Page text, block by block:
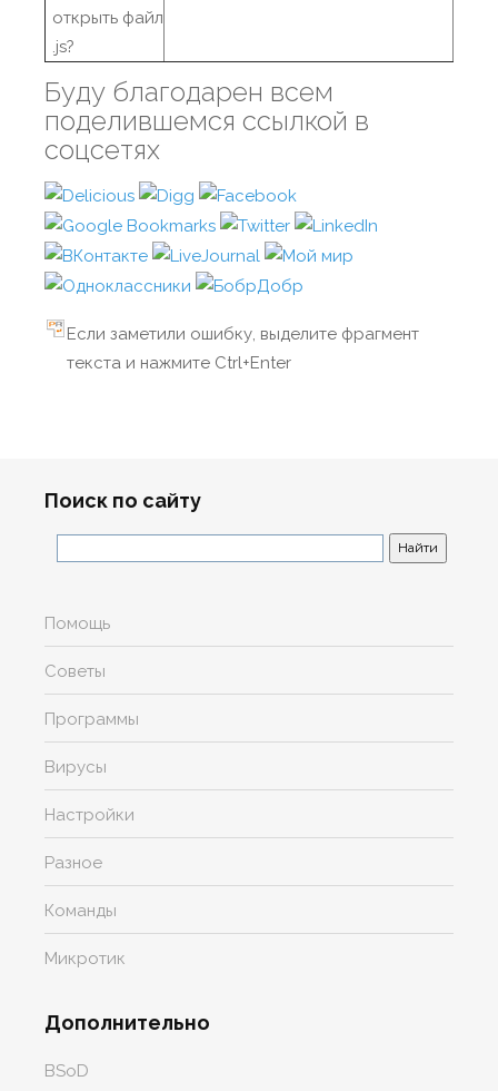
открыть файл
.js?
Буду благодарен всем
поделившемся ссылкой в
соцсетях
Если заметили ошибку, выделите фрагмент
текста и нажмите Ctrl+Enter
Поиск по сайту
Помощь
Советы
Программы
Вирусы
Настройки
Разное
Команды
Микротик
Дополнительно
BSoD